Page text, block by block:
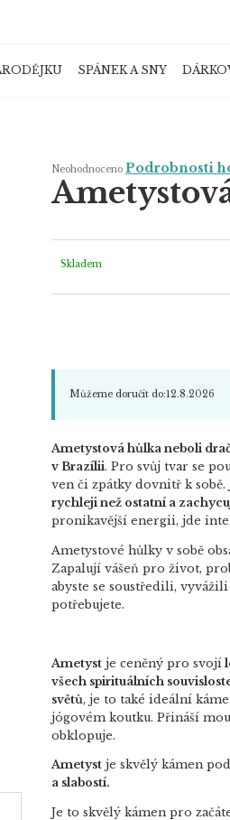
SPÁNEK A SNY
Průměrné
hodnocení
produktu
je
Neohodnoceno Podrobnosti
Skladem
Můžeme doručit do:12.8.2026
Ametystová hůlka neboli
v Brazílii. Pro svůj tvar se
ven či zpátky dovnitř k sobě.
rychleji než ostatní a
pronikavější energii, jde
Ametystové hůlky v sobě
Zapalují vášeň pro život,
abyste se soustředili,
potřebujete.
Ametyst je ceněný pro svojí
všech spirituálních
světů, je to také ideální
jógovém koutku. Přináší
obklopuje.
Ametyst je skvělý kámen
a slabostí.
Je to skvělý kámen pro
najít?
HLEDAT